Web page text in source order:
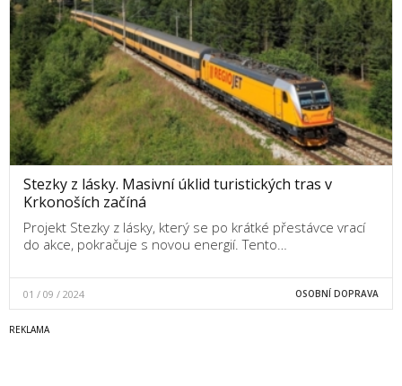
Stezky z lásky. Masivní úklid turistických tras v
Krkonoších začíná
Projekt Stezky z lásky, který se po krátké přestávce vrací
do akce, pokračuje s novou energií. Tento…
01 / 09 / 2024 OSOBNÍ DOPRAVA